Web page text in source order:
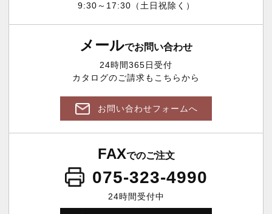
9:30～17:30（土日祝除く）
メールでお問い合わせ
24時間365日受付
カタログのご請求もこちらから
お問い合わせフォームへ
FAXでのご注文
075-323-4990
24時間受付中